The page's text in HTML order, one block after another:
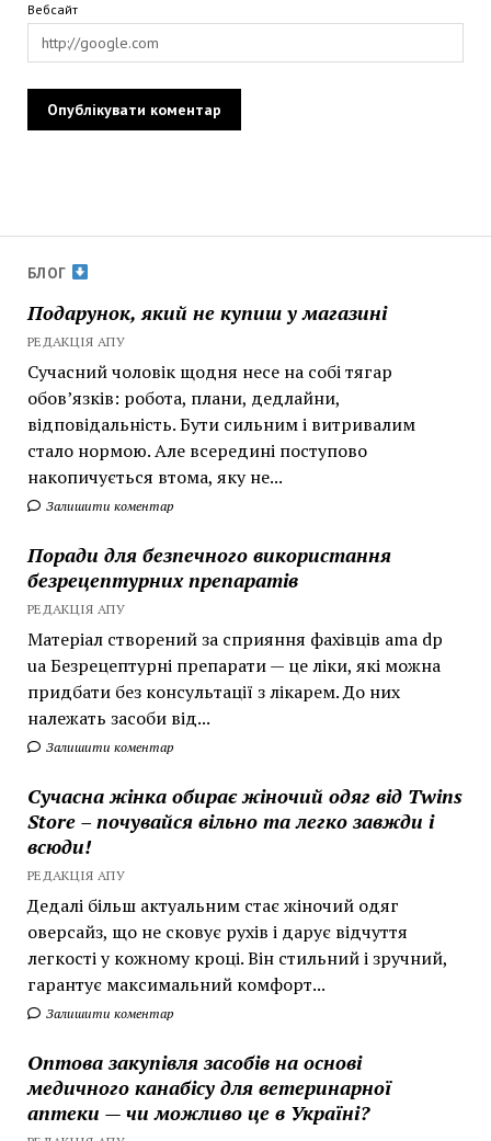
БЛОГ
Подарунок, який не купиш у магазині
РЕДАКЦІЯ АПУ
Сучасний чоловік щодня несе на собі тягар
обов’язків: робота, плани, дедлайни,
відповідальність. Бути сильним і витривалим
стало нормою. Але всередині поступово
накопичується втома, яку не...
Залишити коментар
Поради для безпечного використання
безрецептурних препаратів
РЕДАКЦІЯ АПУ
Матеріал створений за сприяння фахівців ama dp
ua Безрецептурні препарати — це ліки, які можна
придбати без консультації з лікарем. До них
належать засоби від...
Залишити коментар
Сучасна жінка обирає жіночий одяг від Twins
Store – почувайся вільно та легко завжди і
всюди!
РЕДАКЦІЯ АПУ
Дедалі більш актуальним стає жіночий одяг
оверсайз, що не сковує рухів і дарує відчуття
легкості у кожному кроці. Він стильний і зручний,
гарантує максимальний комфорт...
Залишити коментар
Оптова закупівля засобів на основі
медичного канабісу для ветеринарної
аптеки — чи можливо це в Україні?
Вебсайт